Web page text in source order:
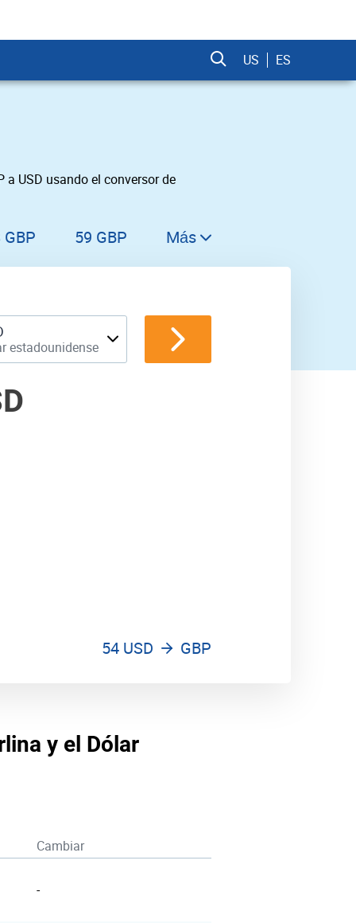
US ES
USD usando el conversor de
GBP 59 GBP
61 GBP
62 GBP
63 GBP
Más
estadounidense
54 USD GBP
y el Dólar
Cambiar
-